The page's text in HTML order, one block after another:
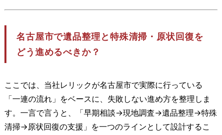
名古屋市で遺品整理と特殊清掃・原状回復を
どう進めるべきか？
ここでは、当社レリックが名古屋市で実際に行っている
「一連の流れ」をベースに、失敗しない進め方を整理しま
す。一言で言うと、「早期相談→現地調査→遺品整理→特殊
清掃→原状回復の支援」を一つのラインとして設計するこ